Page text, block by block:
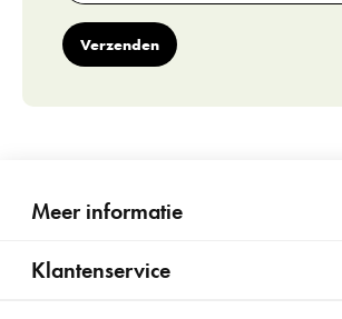
Verzenden
Meer informatie
Klantenservice